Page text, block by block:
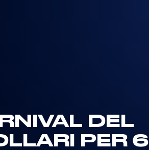
DEL
PER 6